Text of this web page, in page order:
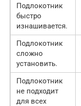
Подлокотник
быстро
изнашивается.
Подлокотник
сложно
установить.
Подлокотник
не подходит
для всех